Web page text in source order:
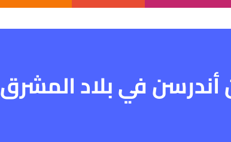
في بلاد المشرق